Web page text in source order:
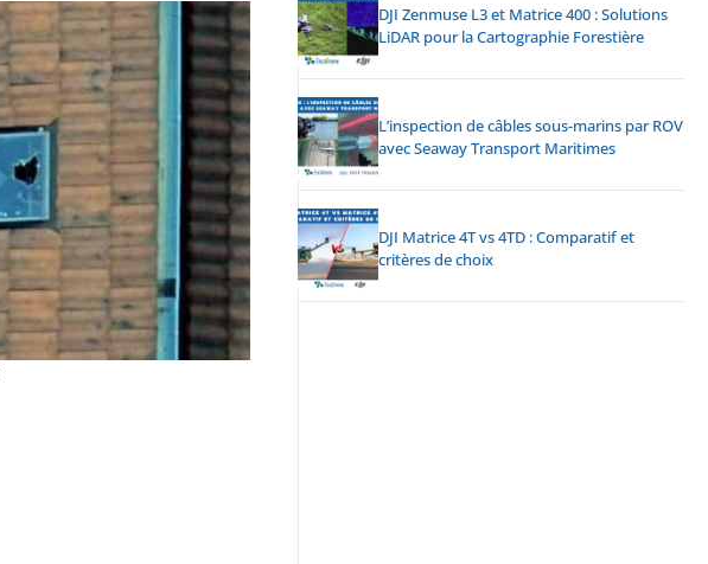
DJI Zenmuse L3 et Matrice 400 : Solutions
LiDAR pour la Cartographie Forestière
L’inspection de câbles sous-marins par ROV
avec Seaway Transport Maritimes
DJI Matrice 4T vs 4TD : Comparatif et
critères de choix